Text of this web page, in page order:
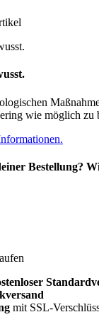
wie möglich zu
Bestellung?
mit SSL-